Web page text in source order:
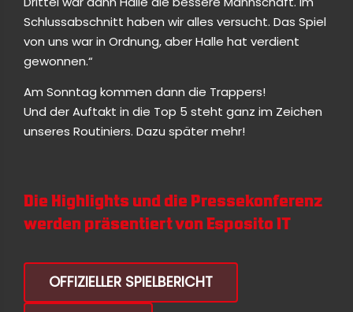
Schlussabschnitt haben wir alles versucht. Das Spiel
von uns war in Ordnung, aber Halle hat verdient
gewonnen.“
Am Sonntag kommen dann die Trappers!
Und der Auftakt in die Top 5 steht ganz im Zeichen
unseres Routiniers. Dazu später mehr!
Die Highlights und die Pressekonferenz
werden präsentiert vonEsposito IT
OFFIZIELLER SPIELBERICHT